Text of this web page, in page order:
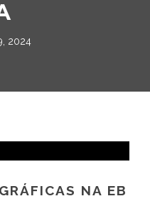
2024
NA EB